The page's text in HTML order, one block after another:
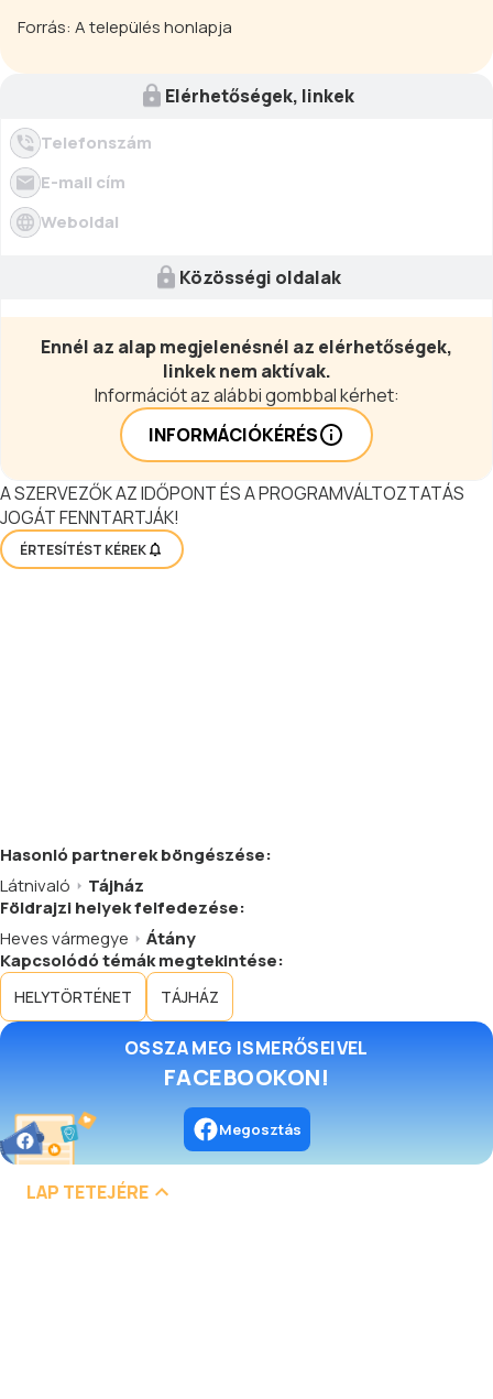
Forrás: A település honlapja
Elérhetőségek, linkek
Telefonszám
E-mail cím
Weboldal
Közösségi oldalak
Ennél az alap megjelenésnél az elérhetőségek,
linkek nem aktívak.
Információt az alábbi gombbal kérhet:
INFORMÁCIÓKÉRÉS
A SZERVEZŐK AZ IDŐPONT ÉS A PROGRAMVÁLTOZTATÁS
JOGÁT FENNTARTJÁK!
ÉRTESÍTÉST KÉREK
Hasonló partnerekböngészése:
Látnivaló
Tájház
Földrajzi helyek felfedezése:
Heves vármegye
Átány
Kapcsolódó témák megtekintése:
HELYTÖRTÉNET TÁJHÁZ
OSSZA MEG ISMERŐSEIVEL
FACEBOOKON!
Megosztás
LAP TETEJÉRE